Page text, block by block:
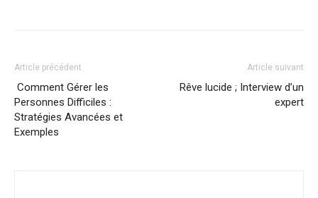
Article précédent
Comment Gérer les
Personnes Difficiles :
Stratégies Avancées et
Exemples
Article suivant
Rêve lucide ; Interview d’un
expert